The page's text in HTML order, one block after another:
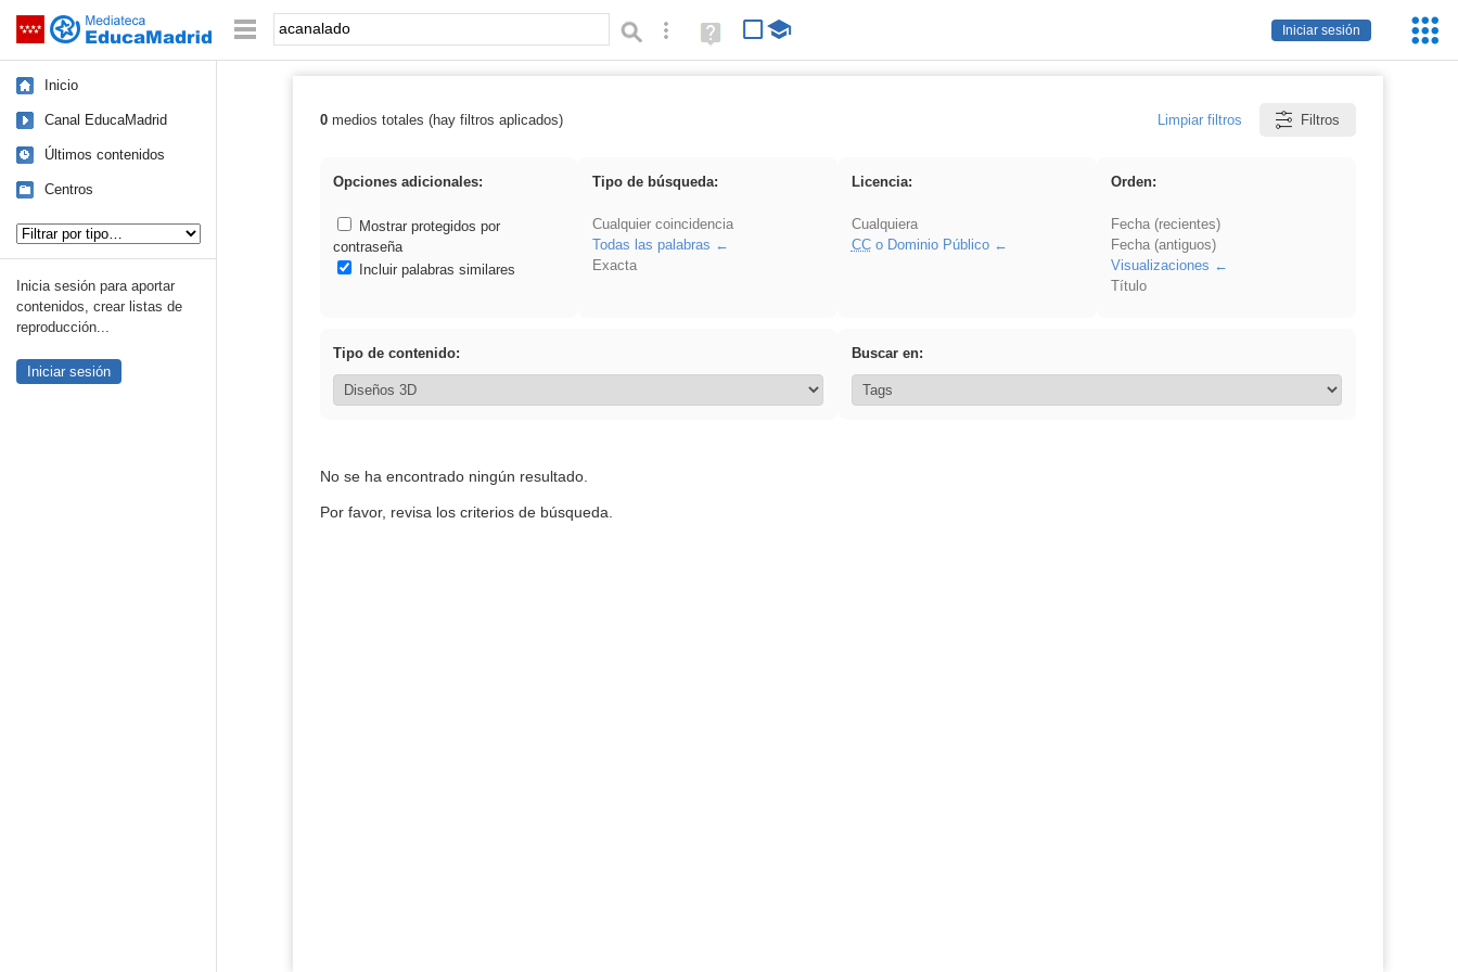
Saltar navegación
Iniciar sesión
Palabra o frase: Búsqueda avanzada
Ayuda
(en
Inicio
Canal EducaMadrid
Últimos contenidos
Centros
Inicia sesión para aportar
contenidos, crear listas de
reproducción...
Iniciar sesión
Resultados de: acanalado
0medios totales (hay filtros aplicados) Limpiar filtros Filtros
Opciones adicionales:
Mostrar protegidos por
contraseña
Incluir palabras similares
Tipo de búsqueda:
Cualquier coincidencia
Todas las palabras
Exacta
Licencia:
Cualquiera
CCo Dominio Público
Orden:
Fecha (recientes)
Fecha (antiguos)
Visualizaciones
Título
Tipo de contenido: Buscar en:
No se ha encontrado ningún resultado.
Por favor, revisa los criterios de búsqueda.